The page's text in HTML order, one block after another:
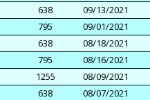
638
09/13/2021
795
09/01/2021
638
08/18/2021
795
08/16/2021
1255
08/09/2021
638
08/07/2021